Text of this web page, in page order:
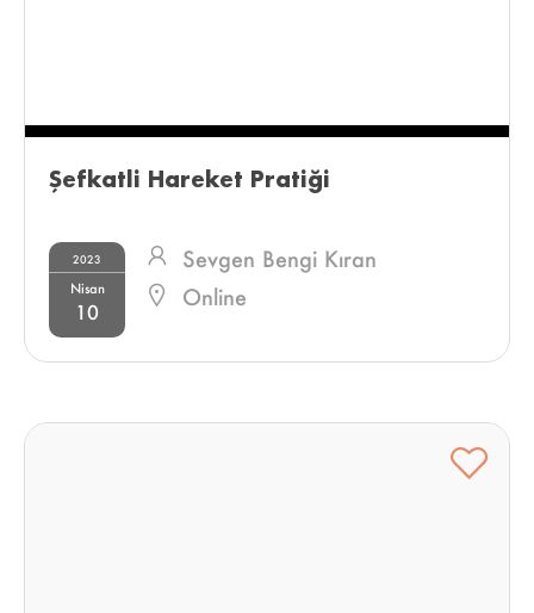
Şefkatli Hareket Pratiği
2023
Nisan
10
Sevgen Bengi Kıran
Online